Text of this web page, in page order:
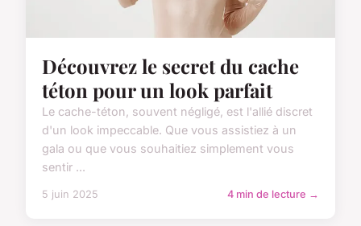
Découvrez le secret du cache
téton pour un look parfait
Le cache-téton, souvent négligé, est l'allié discret
d'un look impeccable. Que vous assistiez à un
gala ou que vous souhaitiez simplement vous
sentir ...
5 juin 2025 4 min de lecture →